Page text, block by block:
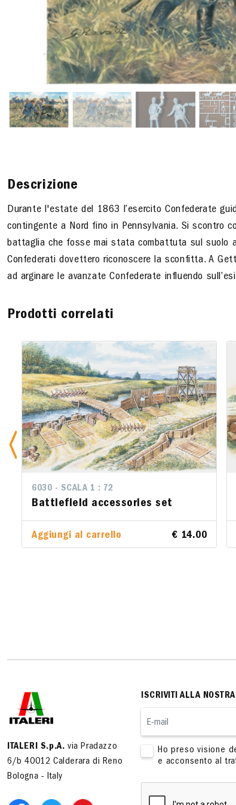
Descrizione
Durante l'estate del 1863 l’esercito Confederate
contingente a Nord fino in Pennsylvania. Si scontro
battaglia che fosse mai stata combattuta sul suolo
Confederati dovettero riconoscere la sconfitta. A
ad arginare le avanzate Confederate influendo
Prodotti correlati
6030 - SCALA 1 : 72
Battlefield accessories set
Aggiungi al carrello € 14.00
ITALERI S.p.A. via Pradazzo
6/b 40012 Calderara di Reno
Bologna - Italy
ISCRIVITI ALLA
Ho preso visione
e acconsento al